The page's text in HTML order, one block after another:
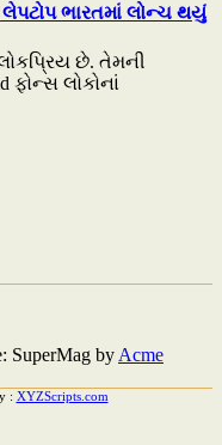
લેપટોપ ભારતમાં લોન્ચ થયું
છે. તેમની
ફોન્સ લોકોનાં
SuperMag by Acme
: XYZScripts.com